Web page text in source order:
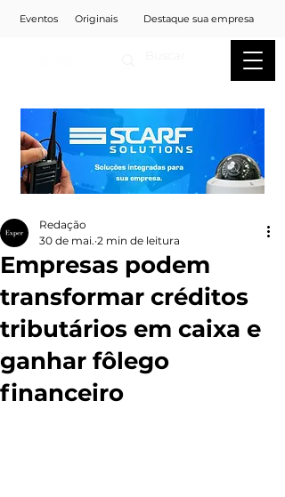
Eventos Originais Destaque sua empresa
Empresas podem
transformar créditos
tributários em caixa e
ganhar fôlego
financeiro
Redação
30 de mai. 2 min de leitura